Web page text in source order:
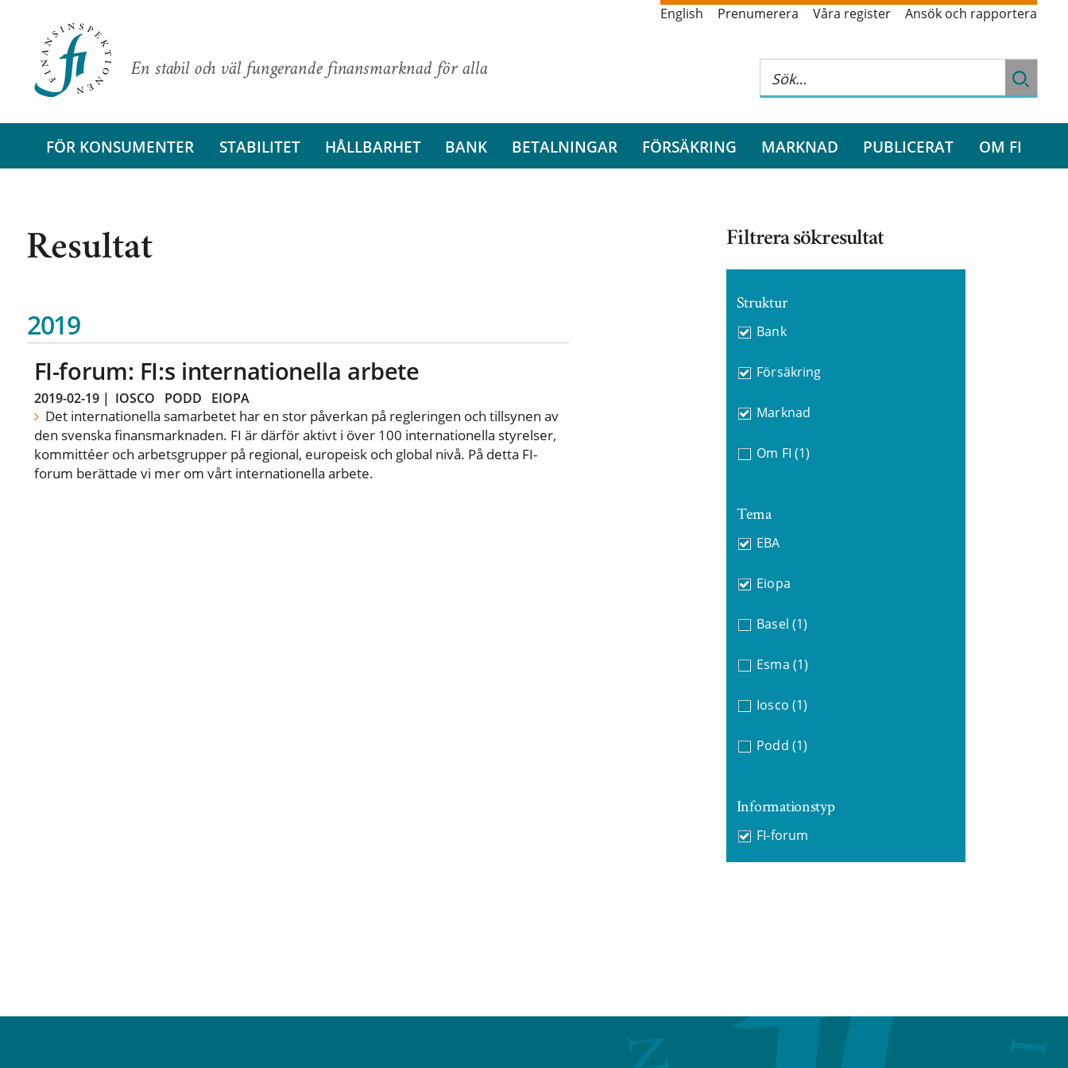
En stabil och väl fungerande finansmarknad för alla
English Prenumerera Våra register Ansök och rapportera
FÖR KONSUMENTER STABILITET HÅLLBARHET BANK BETALNINGAR FÖRSÄKRING MARKNAD PUBLICERAT OM FI
Resultat
2019
FI-forum: FI:s internationella arbete
2019-02-19| IOSCO PODD EIOPA
Det internationella samarbetet har en stor påverkan på regleringen och tillsynen av
den svenska finansmarknaden. FI är därför aktivt i över 100 internationella styrelser,
kommittéer och arbetsgrupper på regional, europeisk och global nivå. På detta FI-
forum berättade vi mer om vårt internationella arbete.
Filtrera sökresultat
Struktur
Bank
Försäkring
Marknad
Om FI (1)
Tema
EBA
Eiopa
Basel (1)
Esma (1)
Iosco (1)
Podd (1)
Informationstyp
FI-forum